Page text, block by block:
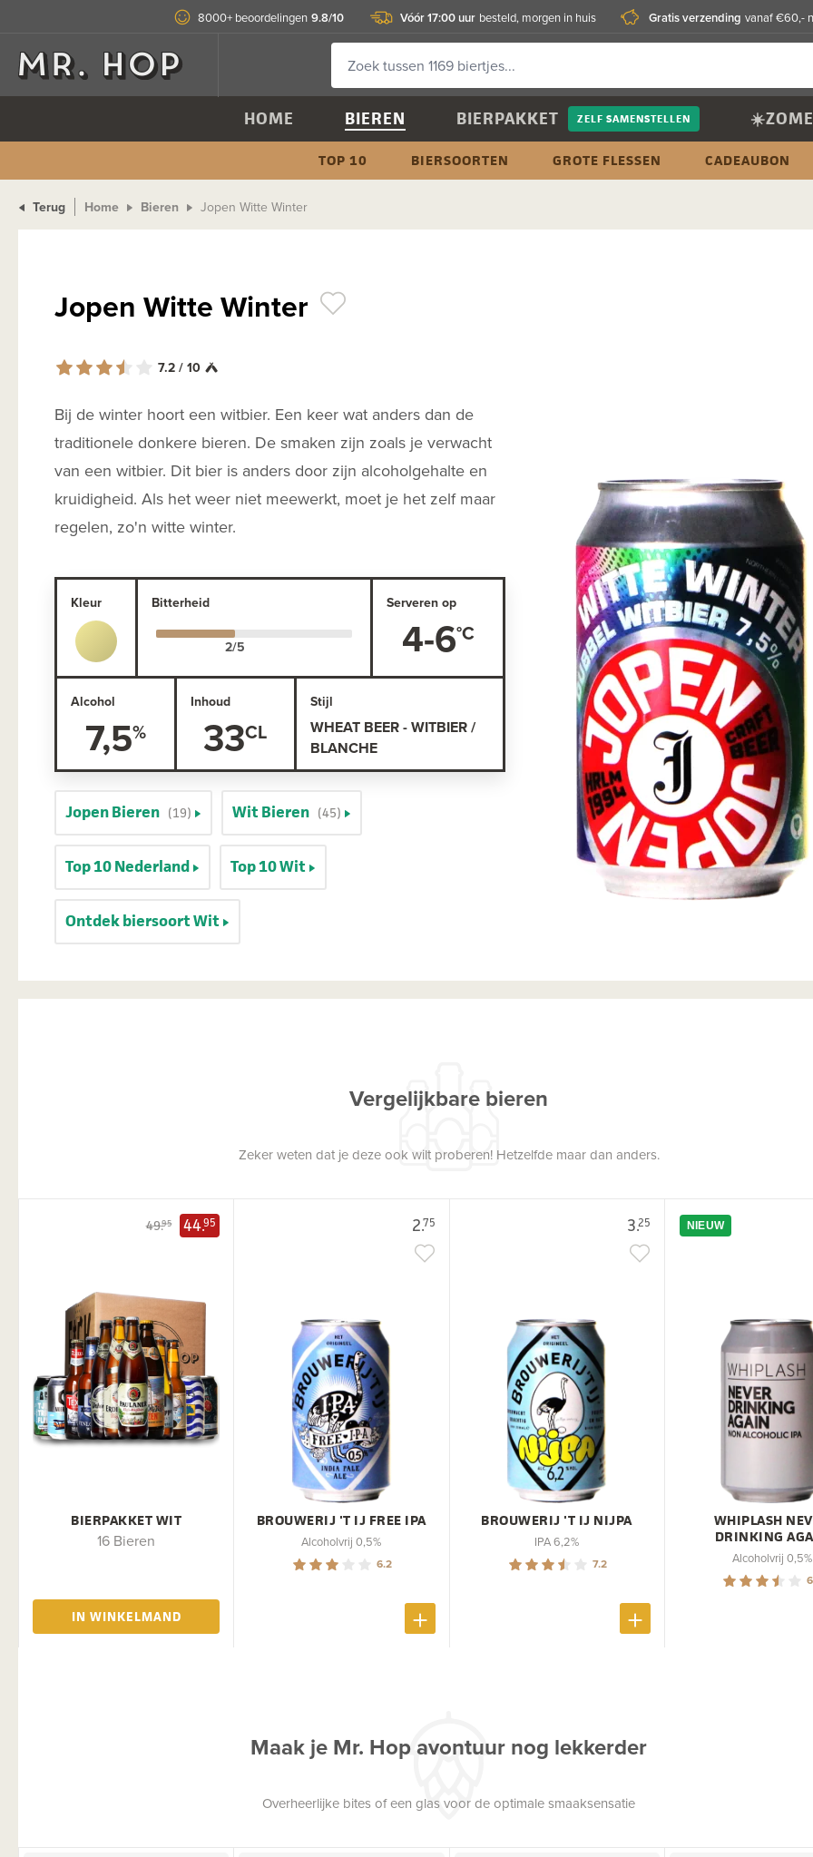
8000+ beoordelingen 9.8/10 Vóór 17:00 uur besteld, morgen in huis Gratis verzending vanaf €60,-
HOME BIEREN BIERPAKKET ZELF SAMENSTELLEN
TOP 10 BIERSOORTEN GROTE FLESSEN CADEAUBON
Terug Home Bieren Jopen Witte Winter
Jopen Witte Winter
7.2 / 10
Bij de winter hoort een witbier. Een keer wat anders dan de
traditionele donkere bieren. De smaken zijn zoals je verwacht
van een witbier. Dit bier is anders door zijn alcoholgehalte en
kruidigheid. Als het weer niet meewerkt, moet je het zelf maar
regelen, zo'n witte winter.
Kleur Bitterheid Serveren op
4-6
Alcohol
7,5
Inhoud
33
Stijl
WHEAT BEER - WITBIER /
BLANCHE
Jopen Bieren (19) Wit Bieren (45)
Top 10 Nederland Top 10 Wit
Ontdek biersoort Wit
Vergelijkbare bieren
Zeker weten dat je deze ook wilt proberen! Hetzelfde maar dan anders.
49.95 44.95
BIERPAKKET WIT
16 Bieren
IN WINKELMAND
2.75
BROUWERIJ 'T IJ FREE IPA
Alcoholvrij 0,5%
6.2
3.25
BROUWERIJ 'T IJ NIJPA
IPA 6,2%
7.2
NIEUW
WHIPLASH
DRINKING
Alcoholvrij 0,5%
Maak je Mr. Hop avontuur nog lekkerder
Overheerlijke bites of een glas voor de optimale smaaksensatie